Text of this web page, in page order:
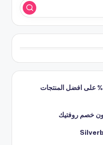
كود خصم متجر ماهر تخفيضات 40% على افضل المنتجات